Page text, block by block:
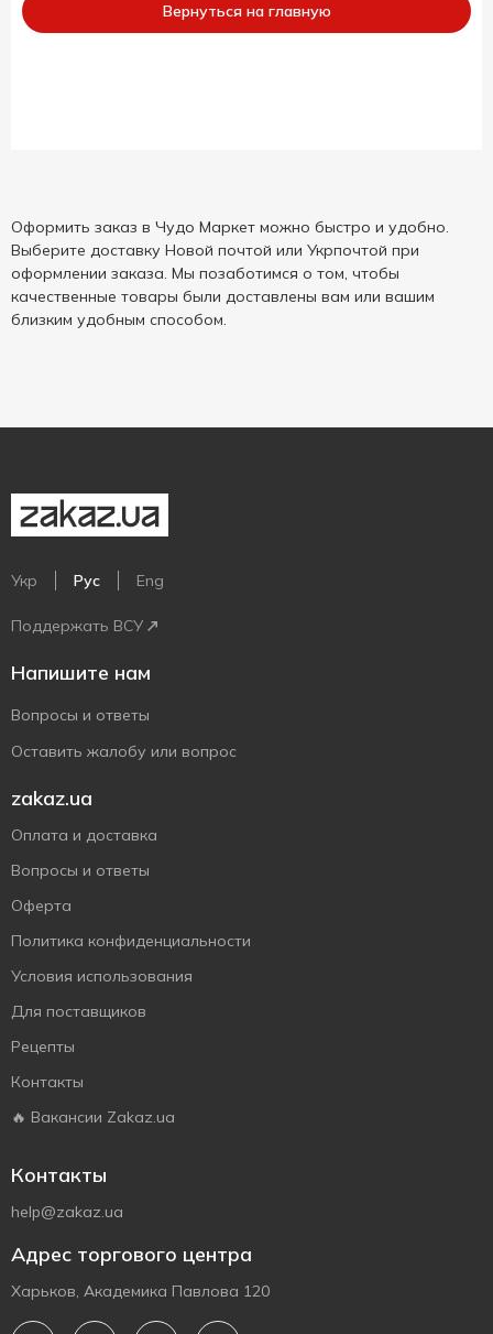
Вернуться на главную
Оформить заказ в Чудо Маркет можно быстро и удобно.
Выберите доставку Новой почтой или Укрпочтой при
оформлении заказа. Мы позаботимся о том, чтобы
качественные товары были доставлены вам или вашим
близким удобным способом.
Укр Рус Eng
Поддержать ВСУ
Напишите нам
Вопросы и ответы
Оставить жалобу или вопрос
zakaz.ua
Оплата и доставка
Вопросы и ответы
Оферта
Политика конфиденциальности
Условия использования
Для поставщиков
Рецепты
Контакты
🔥 Вакансии Zakaz.ua
Контакты
help@zakaz.ua
Адрес торгового центра
Харьков, Академика Павлова 120